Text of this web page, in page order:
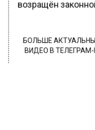
возращён
БОЛЬШЕ
ВИДЕО В